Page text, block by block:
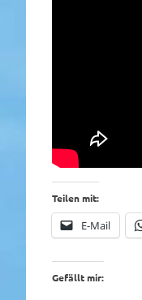
Teilen mit:
E-Mail
Gefällt mir: